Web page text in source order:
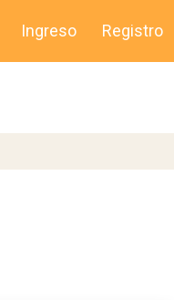
Ingreso Registro